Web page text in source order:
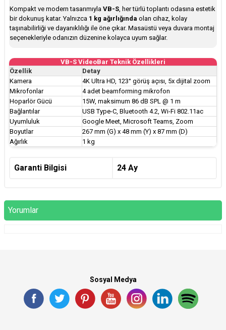
Kompakt ve modern tasarımıyla VB-S, her türlü toplantı odasına estetik
bir dokunuş katar. Yalnızca 1 kg ağırlığında olan cihaz, kolay
taşınabilirliği ve dayanıklılığı ile öne çıkar. Masaüstü veya duvara montaj
seçenekleriyle odanızın düzenine kolayca uyum sağlar.
VB-S VideoBar Teknik Özellikleri
Özellik
Detay
Kamera
4K Ultra HD, 123° görüş açısı, 5x dijital zoom
Mikrofonlar
4 adet beamforming mikrofon
Hoparlör Gücü
15W, maksimum 86 dB SPL @ 1 m
Bağlantılar
USB Type-C, Bluetooth 4.2, Wi-Fi 802.11ac
Uyumluluk
Google Meet, Microsoft Teams, Zoom
Boyutlar
267 mm (G) x 48 mm (Y) x 87 mm (D)
Ağırlık
1 kg
Garanti Bilgisi 24 Ay
Yorumlar
Sosyal Medya